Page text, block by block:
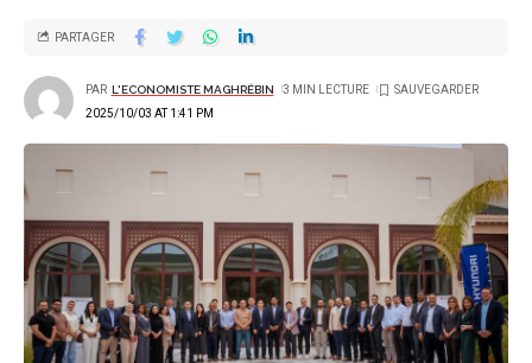
2025/10/03 AT 1:41 PM
PAR L'ECONOMISTE MAGHRÉBIN 3 MIN LECTURE
PARTAGER